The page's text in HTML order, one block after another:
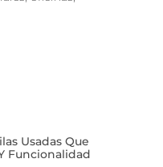
Usadas Que
Funcionalidad